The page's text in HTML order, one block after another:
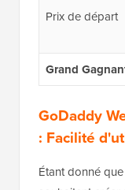
Prix de départ
Grand
GoDaddy
: Facilité
Étant donné